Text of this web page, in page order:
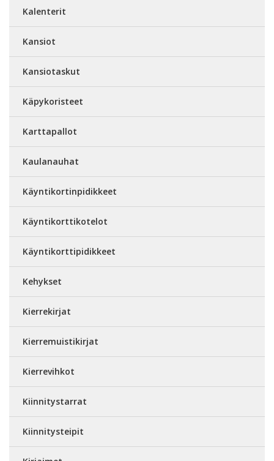
Kalenterit
Kansiot
Kansiotaskut
Käpykoristeet
Karttapallot
Kaulanauhat
Käyntikortinpidikkeet
Käyntikorttikotelot
Käyntikorttipidikkeet
Kehykset
Kierrekirjat
Kierremuistikirjat
Kierrevihkot
Kiinnitystarrat
Kiinnitysteipit